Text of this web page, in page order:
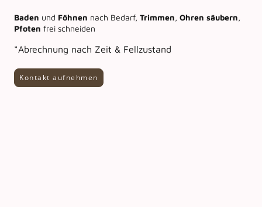
Baden und Föhnen nach Bedarf, Trimmen, Ohren säubern,
Pfoten frei schneiden
*Abrechnung nach Zeit & Fellzustand
Kontakt aufnehmen